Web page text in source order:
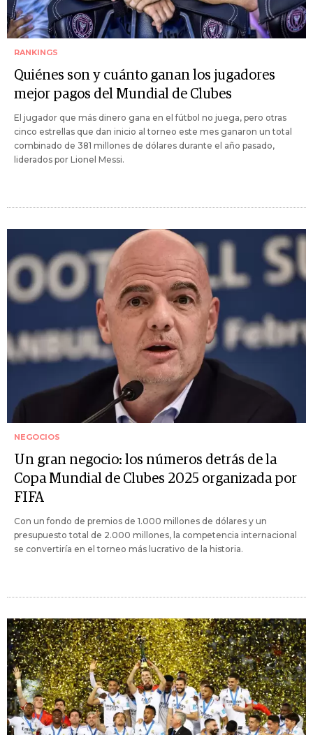
RANKINGS
Quiénes son y cuánto ganan los jugadores
mejor pagos del Mundial de Clubes
El jugador que más dinero gana en el fútbol no juega, pero otras
cinco estrellas que dan inicio al torneo este mes ganaron un total
combinado de 381 millones de dólares durante el año pasado,
liderados por Lionel Messi.
NEGOCIOS
Un gran negocio: los números detrás de la
Copa Mundial de Clubes 2025 organizada por
FIFA
Con un fondo de premios de 1.000 millones de dólares y un
presupuesto total de 2.000 millones, la competencia internacional
se convertiría en el torneo más lucrativo de la historia.